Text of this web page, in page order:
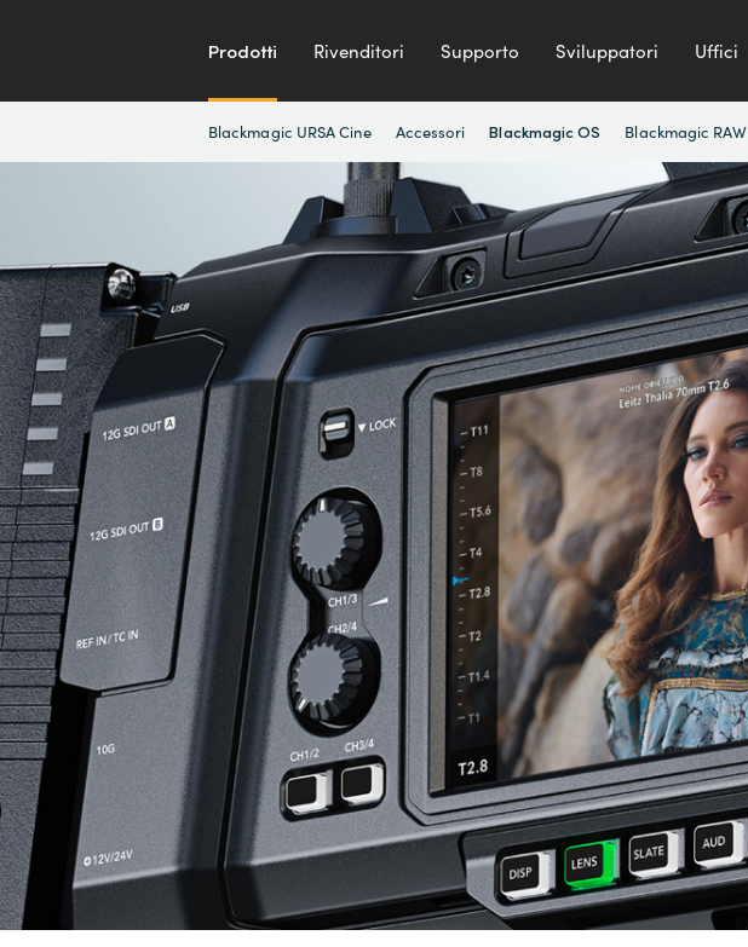
Prodotti Rivenditori Supporto Sviluppatori Uffici
Blackmagic URSA Cine Accessori Blackmagic OS Blackmagic RAW